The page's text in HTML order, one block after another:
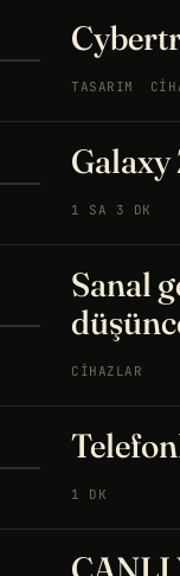
TASARIM
Galaxy
1 SA 3 DK
Sanal
CIHAZLAR
1 DK